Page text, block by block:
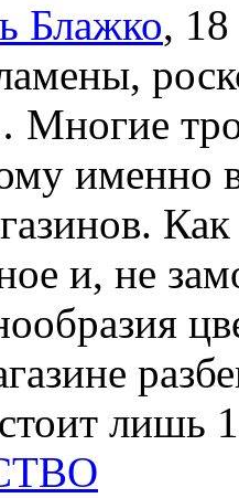
Блажко,
именно
и, не
лишь